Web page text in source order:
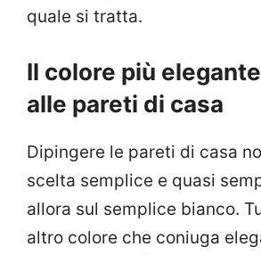
quale si tratta.
Il colore più
alle pareti di casa
Dipingere le pareti di casa
scelta semplice e quasi
allora sul semplice bianco.
altro colore che coniuga